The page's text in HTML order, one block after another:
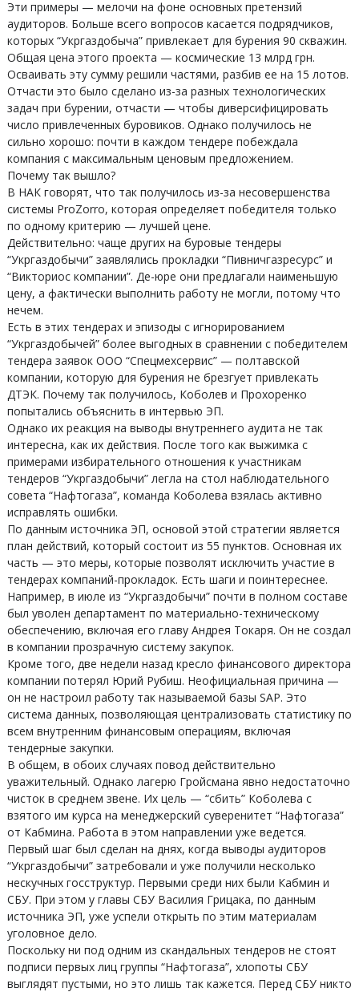
Эти примеры — мелочи на фоне основных претензий
аудиторов. Больше всего вопросов касается подрядчиков,
которых “Укргаздобыча” привлекает для бурения 90 скважин.
Общая цена этого проекта — космические 13 млрд грн.
Осваивать эту сумму решили частями, разбив ее на 15 лотов.
Отчасти это было сделано из-за разных технологических
задач при бурении, отчасти — чтобы диверсифицировать
число привлеченных буровиков. Однако получилось не
сильно хорошо: почти в каждом тендере побеждала
компания с максимальным ценовым предложением.
Почему так вышло?
В НАК говорят, что так получилось из-за несовершенства
системы ProZorro, которая определяет победителя только
по одному критерию — лучшей цене.
Действительно: чаще других на буровые тендеры
“Укргаздобычи” заявлялись прокладки “Пивничгазресурс” и
“Викториос компании”. Де-юре они предлагали наименьшую
цену, а фактически выполнить работу не могли, потому что
нечем.
Есть в этих тендерах и эпизоды с игнорированием
“Укргаздобычей” более выгодных в сравнении с победителем
тендера заявок ООО “Спецмехсервис” — полтавской
компании, которую для бурения не брезгует привлекать
ДТЭК. Почему так получилось, Коболев и Прохоренко
попытались объяснить в интервью ЭП.
Однако их реакция на выводы внутреннего аудита не так
интересна, как их действия. После того как выжимка с
примерами избирательного отношения к участникам
тендеров “Укргаздобычи” легла на стол наблюдательного
совета “Нафтогаза”, команда Коболева взялась активно
исправлять ошибки.
По данным источника ЭП, основой этой стратегии является
план действий, который состоит из 55 пунктов. Основная их
часть — это меры, которые позволят исключить участие в
тендерах компаний-прокладок. Есть шаги и поинтереснее.
Например, в июле из “Укргаздобычи” почти в полном составе
был уволен департамент по материально-техническому
обеспечению, включая его главу Андрея Токаря. Он не создал
в компании прозрачную систему закупок.
Кроме того, две недели назад кресло финансового директора
компании потерял Юрий Рубиш. Неофициальная причина —
он не настроил работу так называемой базы SAP. Это
система данных, позволяющая централизовать статистику по
всем внутренним финансовым операциям, включая
тендерные закупки.
В общем, в обоих случаях повод действительно
уважительный. Однако лагерю Гройсмана явно недостаточно
чисток в среднем звене. Их цель — “сбить” Коболева с
взятого им курса на менеджерский суверенитет “Нафтогаза”
от Кабмина. Работа в этом направлении уже ведется.
Первый шаг был сделан на днях, когда выводы аудиторов
“Укргаздобычи” затребовали и уже получили несколько
нескучных госструктур. Первыми среди них были Кабмин и
СБУ. При этом у главы СБУ Василия Грицака, по данным
источника ЭП, уже успели открыть по этим материалам
уголовное дело.
Поскольку ни под одним из скандальных тендеров не стоят
подписи первых лиц группы “Нафтогаза”, хлопоты СБУ
выглядят пустыми, но это лишь так кажется. Перед СБУ никто